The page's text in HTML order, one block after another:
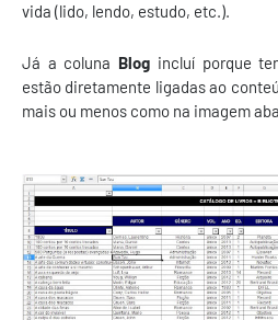
vida (lido, lendo, estudo, etc.).
Já a coluna Blog incluí porque
estão diretamente ligadas ao
mais ou menos como na imagem